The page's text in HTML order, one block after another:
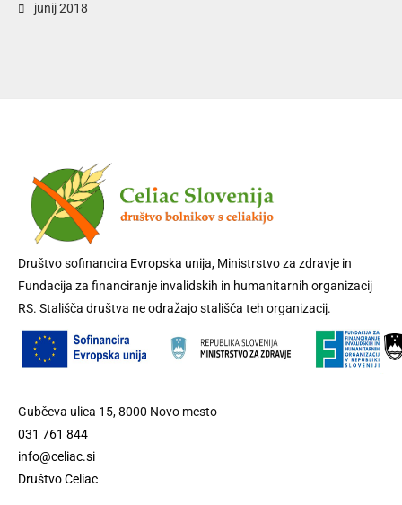
junij 2018
Društvo sofinancira Evropska unija, Ministrstvo za zdravje in
Fundacija za financiranje invalidskih in humanitarnih organizacij
RS. Stališča društva ne odražajo stališča teh organizacij.
Gubčeva ulica 15, 8000 Novo mesto
031 761 844
info@celiac.si
Društvo Celiac